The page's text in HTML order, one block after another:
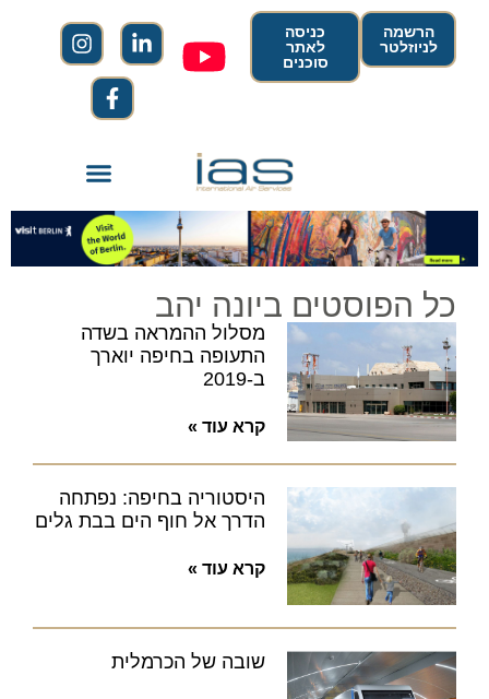
הרשמה
לניוזלטר
כניסה
לאתר
סוכנים
כל הפוסטים ביונה יהב
מסלול ההמראה בשדה
התעופה בחיפה יוארך
ב-2019
קרא עוד »
היסטוריה בחיפה: נפתחה
הדרך אל חוף הים בבת גלים
קרא עוד »
שובה של הכרמלית